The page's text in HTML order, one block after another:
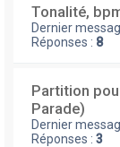
Tonalité,
Dernier
Réponses : 8
Partition
Parade)
Dernier
Réponses : 3